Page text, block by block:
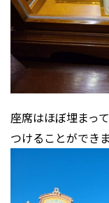
座席はほぼ埋まっ
つけることができ